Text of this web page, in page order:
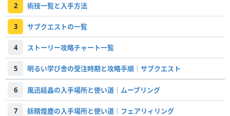
2 術技一覧と入手方法
3 サブクエストの一覧
4 ストーリー攻略チャート一覧
5 明るい学び舎の受注時期と攻略手順｜サブクエスト
6 風迅結晶の入手場所と使い道｜ムーブリング
7 妖精煌塵の入手場所と使い道｜フェアリィリング